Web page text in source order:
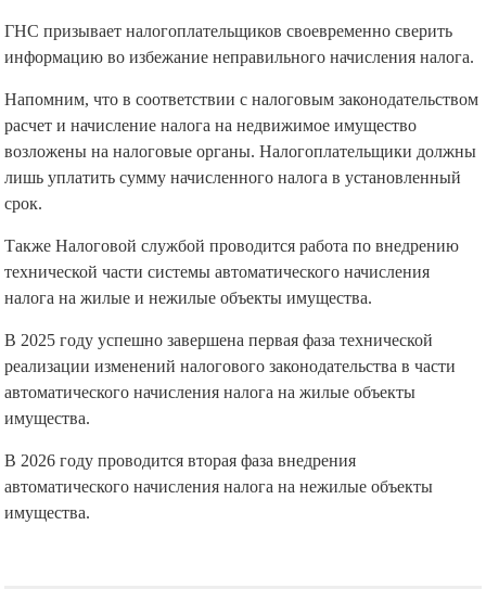
ГНС призывает налогоплательщиков своевременно сверить
информацию во избежание неправильного начисления налога.
Напомним, что в соответствии с налоговым законодательством
расчет и начисление налога на недвижимое имущество
возложены на налоговые органы. Налогоплательщики должны
лишь уплатить сумму начисленного налога в установленный
срок.
Также Налоговой службой проводится работа по внедрению
технической части системы автоматического начисления
налога на жилые и нежилые объекты имущества.
В 2025 году успешно завершена первая фаза технической
реализации изменений налогового законодательства в части
автоматического начисления налога на жилые объекты
имущества.
В 2026 году проводится вторая фаза внедрения
автоматического начисления налога на нежилые объекты
имущества.